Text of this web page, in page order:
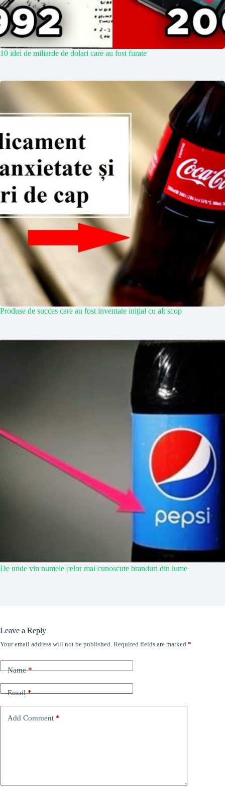
10 idei de miliarde de dolari care au fost furate
Produse de succes care au fost inventate inițial cu alt scop
De unde vin numele celor mai cunoscute branduri din lume
Leave a Reply
Your email address will not be published. Required fields are marked *
Name*
Email*
Add Comment *